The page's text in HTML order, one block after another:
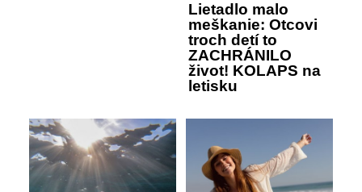
Lietadlo malo
meškanie: Otcovi
troch detí to
ZACHRÁNILO
život! KOLAPS na
letisku